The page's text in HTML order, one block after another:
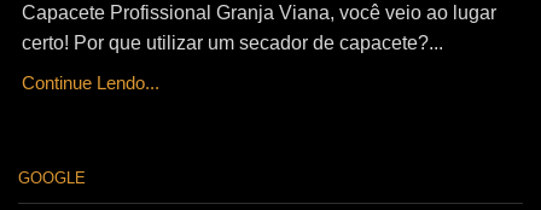
Capacete Profissional Granja Viana, você veio ao lugar
certo! Por que utilizar um secador de capacete?...
Continue Lendo...
GOOGLE